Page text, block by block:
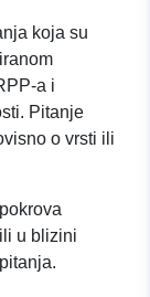
koja su
a i
Pitanje
o vrsti ili
u blizini